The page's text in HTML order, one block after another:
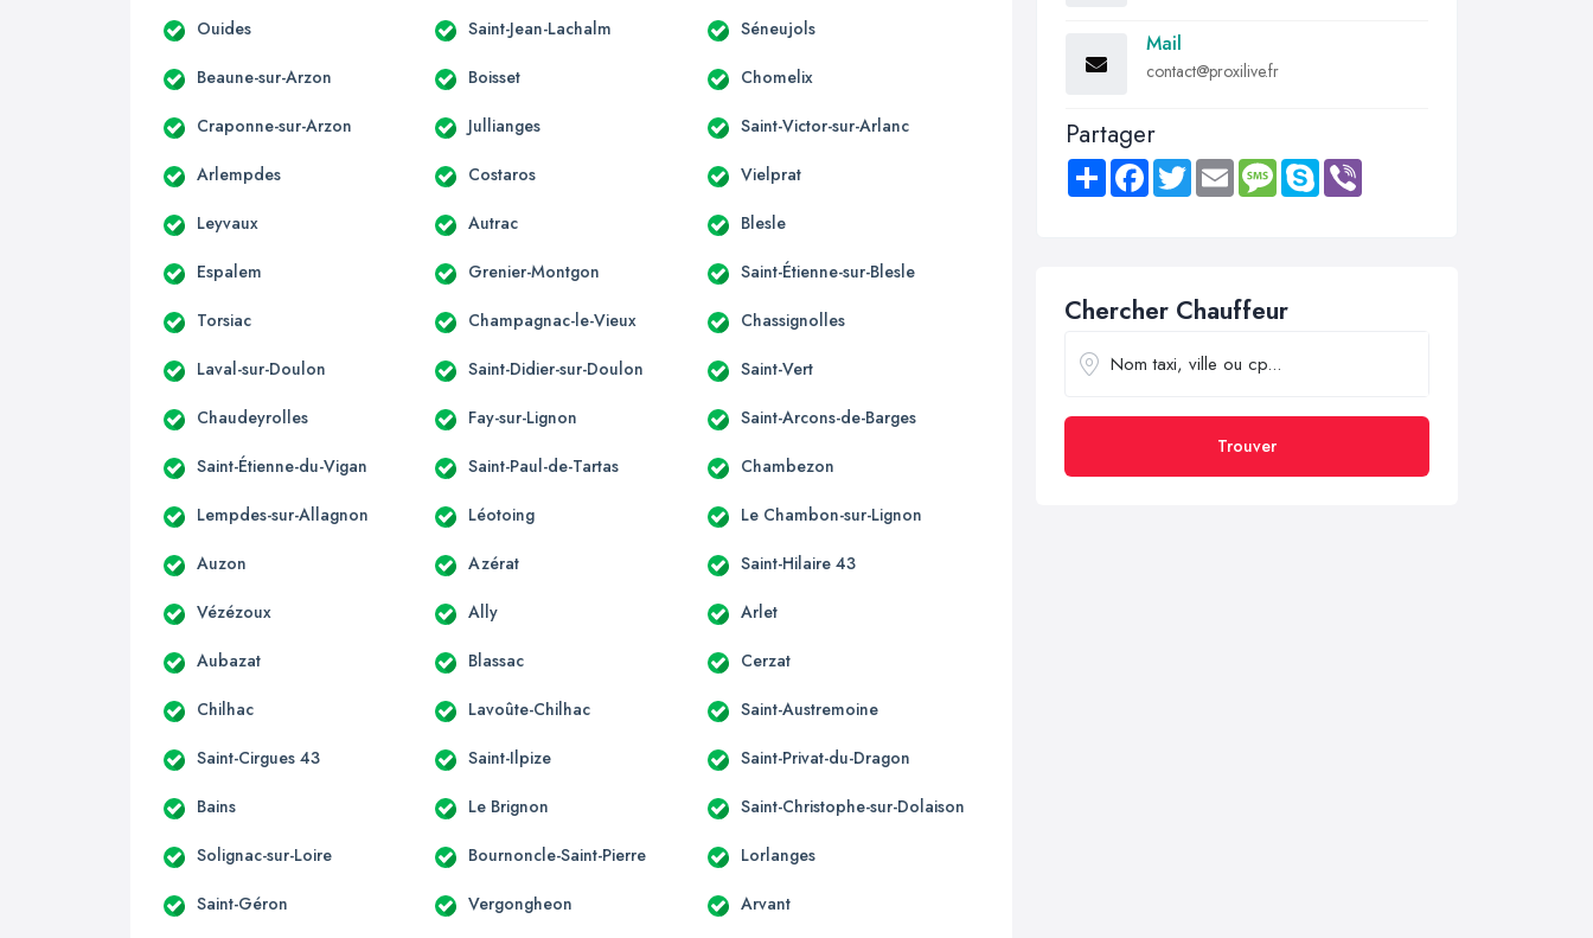
Ouides Saint-Jean-Lachalm Séneujols
Beaune-sur-Arzon Boisset Chomelix
Craponne-sur-Arzon Jullianges Saint-Victor-sur-Arlanc
Arlempdes Costaros Vielprat
Leyvaux Autrac Blesle
Espalem Grenier-Montgon Saint-Étienne-sur-Blesle
Torsiac Champagnac-le-Vieux Chassignolles
Laval-sur-Doulon Saint-Didier-sur-Doulon Saint-Vert
Chaudeyrolles Fay-sur-Lignon Saint-Arcons-de-Barges
Saint-Étienne-du-Vigan Saint-Paul-de-Tartas Chambezon
Lempdes-sur-Allagnon Léotoing Le Chambon-sur-Lignon
Auzon Azérat Saint-Hilaire 43
Vézézoux Ally Arlet
Aubazat Blassac Cerzat
Chilhac Lavoûte-Chilhac Saint-Austremoine
Saint-Cirgues 43 Saint-Ilpize Saint-Privat-du-Dragon
Bains Le Brignon Saint-Christophe-sur-Dolaison
Solignac-sur-Loire Bournoncle-Saint-Pierre Lorlanges
Saint-Géron Vergongheon Arvant
Mail
contact@proxilive.fr
Partager
Share FacebookTwitter Email MessageSkype
Chercher Chauffeur
Trouver